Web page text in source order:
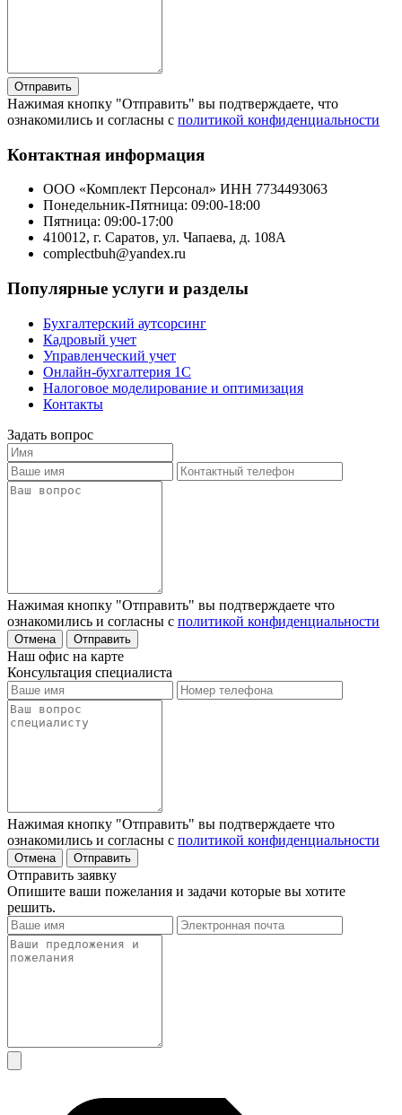
Отправить
Нажимая кнопку "Отправить" вы подтверждаете, что
ознакомились и согласны с политикой конфиденциальности
Контактная информация
ООО «Комплект Персонал» ИНН 7734493063
Понедельник-Пятница: 09:00-18:00
Пятница: 09:00-17:00
410012, г. Саратов, ул. Чапаева, д. 108А
complectbuh@yandex.ru
Популярные услуги и разделы
Бухгалтерский аутсорсинг
Кадровый учет
Управленческий учет
Онлайн-бухгалтерия 1С
Налоговое моделирование и оптимизация
Контакты
Задать вопрос
Нажимая кнопку "Отправить" вы подтверждаете что
ознакомились и согласны с политикой конфиденциальности
Отмена Отправить
Наш офис на карте
Консультация специалиста
Нажимая кнопку "Отправить" вы подтверждаете что
ознакомились и согласны с политикой конфиденциальности
Отмена Отправить
Отправить заявку
Опишите ваши пожелания и задачи которые вы хотите
решить.